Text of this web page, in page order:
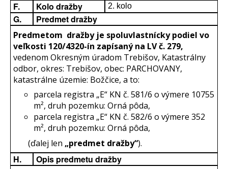
F. Kolo dražby 2. kolo
G. Predmet dražby
Predmetom dražby je spoluvlastnícky podiel vo
veľkosti 120/4320-ín zapísaný na LV č. 279,
vedenom Okresným úradom Trebišov, Katastrálny
odbor, okres: Trebišov, obec: PARCHOVANY,
katastrálne územie: Božčice, a to:
parcela registra „E“ KN č. 581/6 o výmere 10755
m², druh pozemku: Orná pôda,
parcela registra „E“ KN č. 582/6 o výmere 352
m², druh pozemku: Orná pôda,
(ďalej len „predmet dražby“).
H. Opis predmetu dražby